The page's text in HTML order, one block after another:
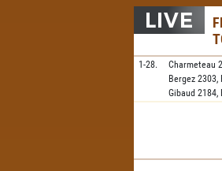
1-28. Charmeteau
Bergez 2303,
Gibaud 2184,